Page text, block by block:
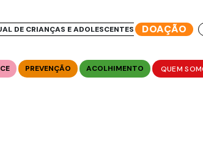
DE CRIANÇAS E ADOLESCENTES DOAÇÃO
PREVENÇÃO ACOLHIMENTO QUEM